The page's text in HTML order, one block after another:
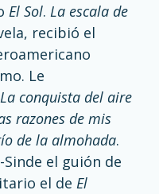
El Sol. La escala de
recibió el
Le
La conquista del aire
razones de mis
de la almohada.
el guión de
el de El